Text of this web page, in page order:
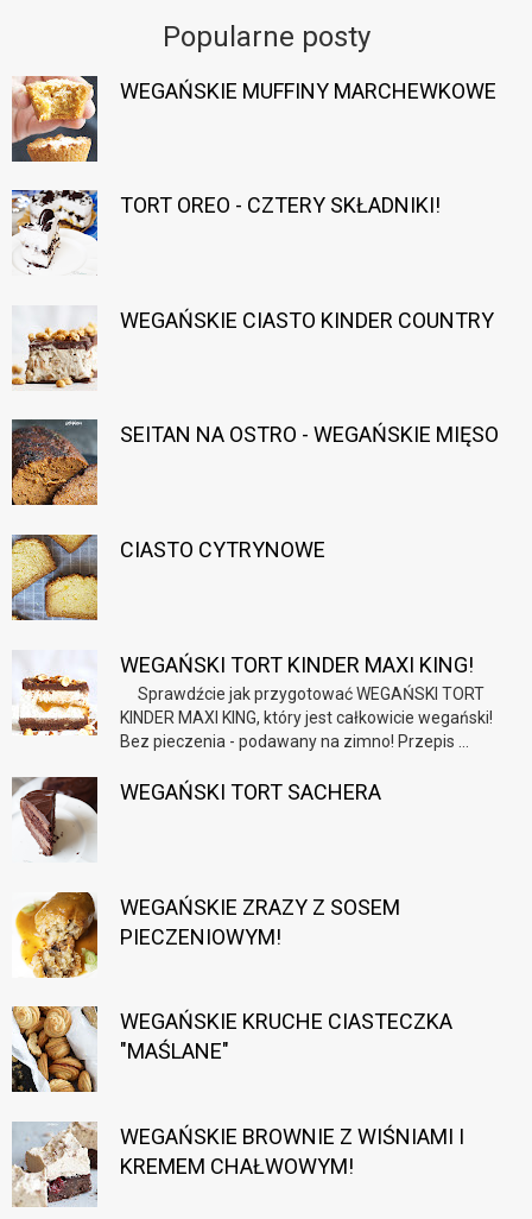
Popularne posty
WEGAŃSKIE MUFFINY MARCHEWKOWE
TORT OREO - CZTERY SKŁADNIKI!
WEGAŃSKIE CIASTO KINDER COUNTRY
SEITAN NA OSTRO - WEGAŃSKIE MIĘSO
CIASTO CYTRYNOWE
WEGAŃSKI TORT KINDER MAXI KING!
Sprawdźcie jak przygotować WEGAŃSKI TORT
KINDER MAXI KING, który jest całkowicie wegański!
Bez pieczenia - podawany na zimno! Przepis ...
WEGAŃSKI TORT SACHERA
WEGAŃSKIE ZRAZY Z SOSEM
PIECZENIOWYM!
WEGAŃSKIE KRUCHE CIASTECZKA
"MAŚLANE"
WEGAŃSKIE BROWNIE Z WIŚNIAMI I
KREMEM CHAŁWOWYM!